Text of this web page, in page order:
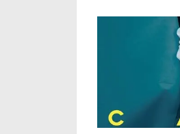
纽约和多伦多这
留，为北美的
彩。 自1996年